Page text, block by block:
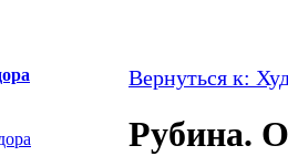
Вернуться к:
Рубина.